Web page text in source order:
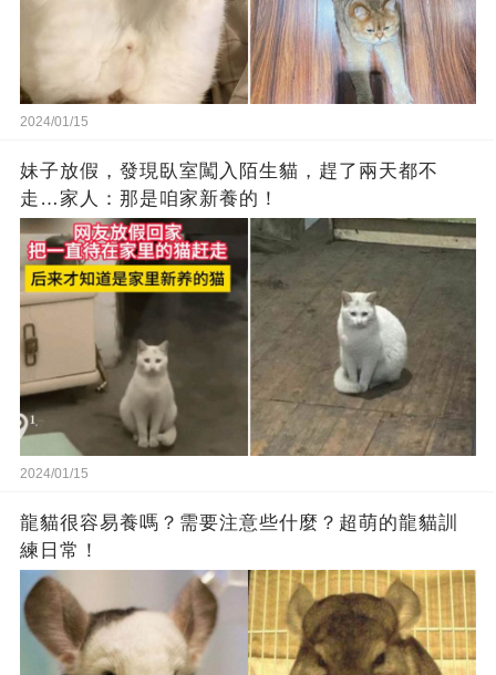
2024/01/15
妹子放假，發現臥室闖入陌生貓，趕了兩天都不
走…家人：那是咱家新養的！
2024/01/15
龍貓很容易養嗎？需要注意些什麼？超萌的龍貓訓
練日常！